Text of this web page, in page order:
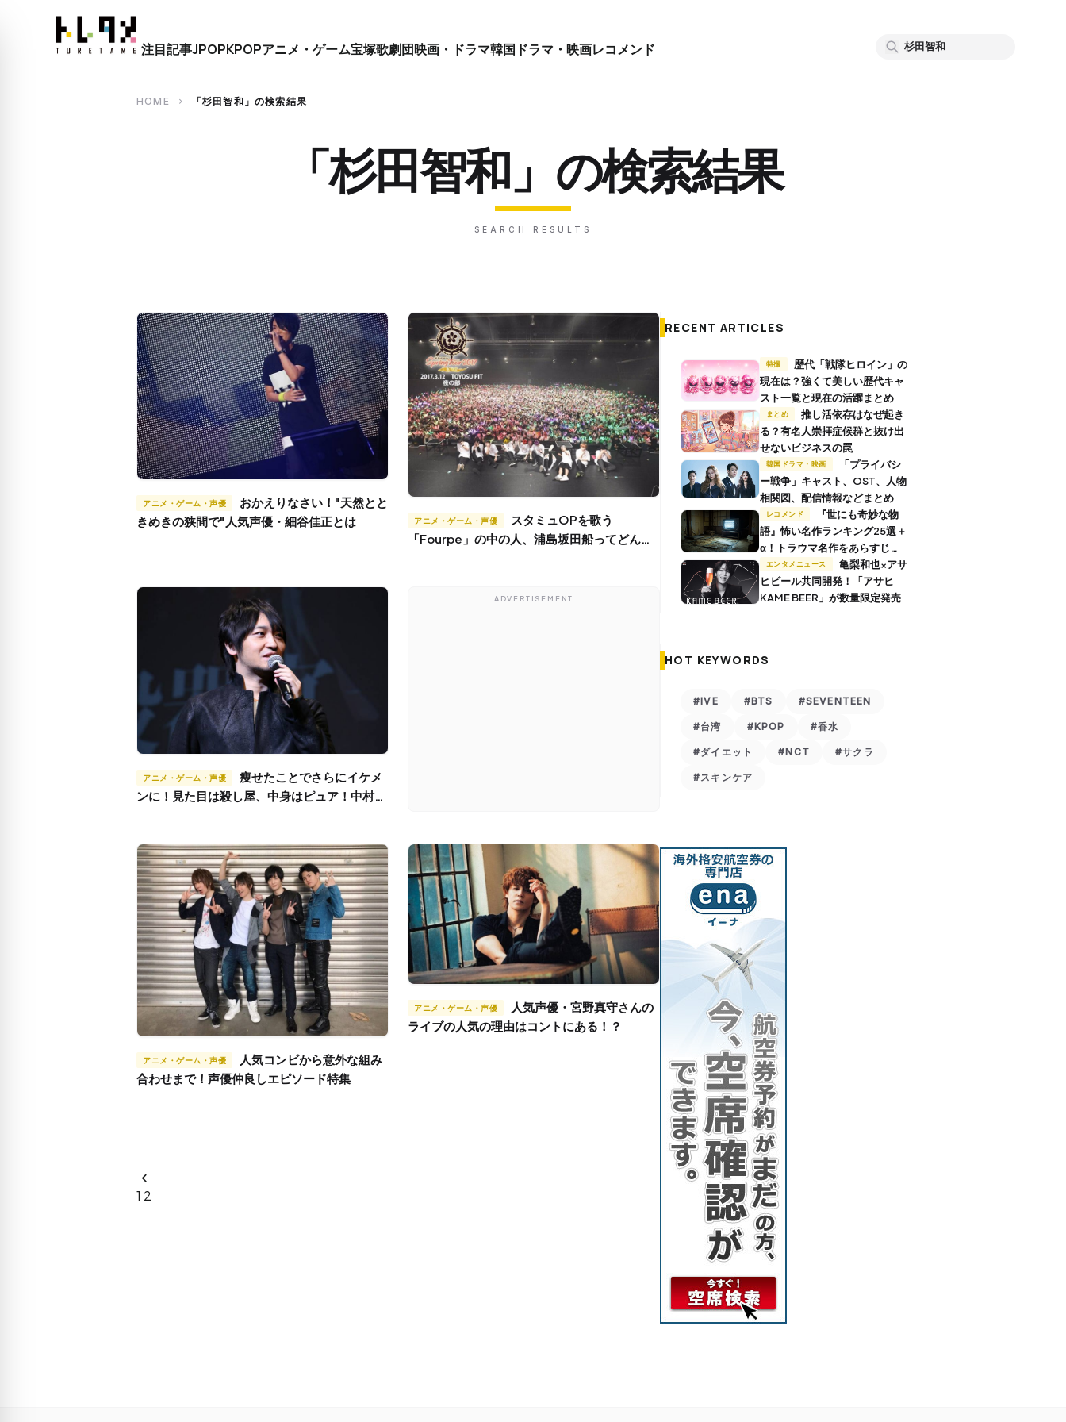
close
注目記事JPOPKPOPアニメ・ゲーム宝塚歌劇団映画・ドラマ韓国ドラマ・映画レコメンド
HOME chevron_right 「杉田智和」の検索結果
「杉田智和」の検索結果
SEARCH RESULTS
アニメ・ゲーム・声優
きめきの狭間で"人気声優・細谷佳正とは
アニメ・ゲーム・声優
「Fourpe」の中の人、浦島坂田船ってどんな
アニメ・ゲーム・声優
ンに！見た目は殺し屋、中身はピュア！中村悠
ADVERTISEMENT
アニメ・ゲーム・声優
合わせまで！声優仲良しエピソード特集
アニメ・ゲーム・声優
ライブの人気の理由はコントにある！？
投
稿
chevron_left
1 2
RECENT ARTICLES
特撮
現在は？強くて美しい歴代キャ
スト一覧と現在の活躍まとめ
まとめ
推し活依存はなぜ起き
る？有名人崇拝症候群と抜け出
せないビジネスの罠
韓国ドラマ・映画
ー戦争」キャスト、OST、人物
相関図、配信情報などまとめ
レコメンド
語』怖い名作ランキング25選＋
α！トラウマ名作をあらすじ付
きで解説
エンタメニュース
ヒビール共同開発！「アサヒ
KAME BEER」が数量限定発売
HOT KEYWORDS
#IVE #BTS #SEVENTEEN
#台湾 #KPOP #香水
#ダイエット #NCT #サクラ
#スキンケア